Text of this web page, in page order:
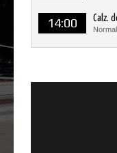
14:00 Calz.
Normal